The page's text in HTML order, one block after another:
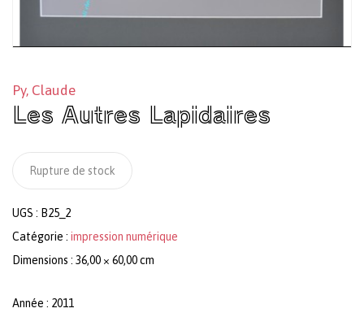
Py, Claude
Les Autres Lapidaires
Rupture de stock
UGS : B25_2
Catégorie : impression numérique
Dimensions : 36,00 × 60,00 cm
Année : 2011